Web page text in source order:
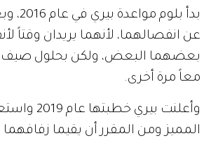
بدأ
عن انفصالهما، لأنهما يريدان وقتاً
بعضهما البعض، ولكن بحلول صيف
معاً مرة أخرى.
وأعلنت بيري
المميز ومن المقرر أن يقيما زفافهما